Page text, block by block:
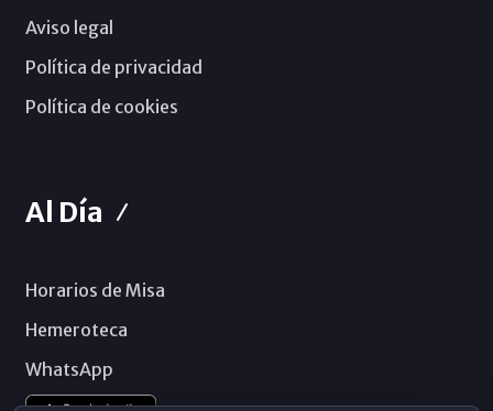
Aviso legal
Política de privacidad
Política de cookies
Al Día
Horarios de Misa
Hemeroteca
WhatsApp